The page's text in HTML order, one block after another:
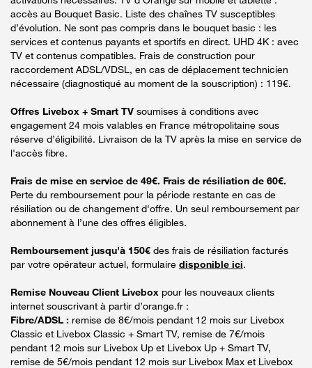
accès au Bouquet Basic. Liste des chaînes TV susceptibles
d’évolution. Ne sont pas compris dans le bouquet basic : les
services et contenus payants et sportifs en direct. UHD 4K : avec
TV et contenus compatibles. Frais de construction pour
raccordement ADSL/VDSL, en cas de déplacement technicien
nécessaire (diagnostiqué au moment de la souscription) : 119€.
Offres Livebox + Smart TV soumises à conditions avec
engagement 24 mois valables en France métropolitaine sous
réserve d’éligibilité. Livraison de la TV après la mise en service de
l'accès fibre.
Frais de mise en service de 49€. Frais de résiliation de 60€.
Perte du remboursement pour la période restante en cas de
résiliation ou de changement d'offre. Un seul remboursement par
abonnement à l’une des offres éligibles.
Remboursement jusqu’à 150€ des frais de résiliation facturés
par votre opérateur actuel, formulaire disponible ici.
Remise Nouveau Client Livebox pour les nouveaux clients
internet souscrivant à partir d’orange.fr :
Fibre/ADSL : remise de 8€/mois pendant 12 mois sur Livebox
Classic et Livebox Classic + Smart TV, remise de 7€/mois
pendant 12 mois sur Livebox Up et Livebox Up + Smart TV,
remise de 5€/mois pendant 12 mois sur Livebox Max et Livebox